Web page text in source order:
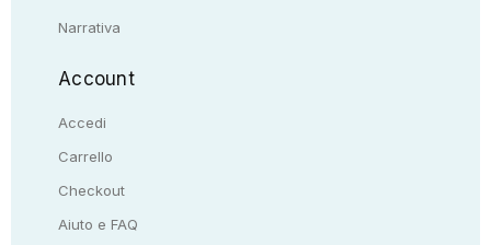
Narrativa
Account
Accedi
Carrello
Checkout
Aiuto e FAQ